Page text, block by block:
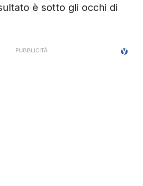
è sotto gli occhi di